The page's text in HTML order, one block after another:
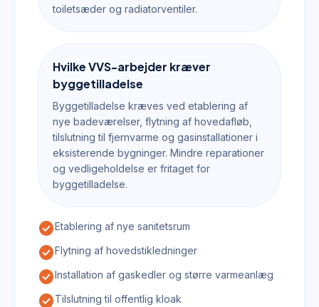
toiletsæder og radiatorventiler.
Hvilke VVS-arbejder kræver
byggetilladelse
Byggetilladelse kræves ved etablering af
nye badeværelser, flytning af hovedafløb,
tilslutning til fjernvarme og gasinstallationer i
eksisterende bygninger. Mindre reparationer
og vedligeholdelse er fritaget for
byggetilladelse.
check_circleEtablering af nye sanitetsrum
check_circleFlytning af hovedstikledninger
check_circleInstallation af gaskedler og større varmeanlæg
check_circleTilslutning til offentlig kloak